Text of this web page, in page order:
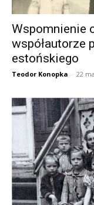
Wspomnienie
współautorze
estońskiego
Teodor Konopka - 22